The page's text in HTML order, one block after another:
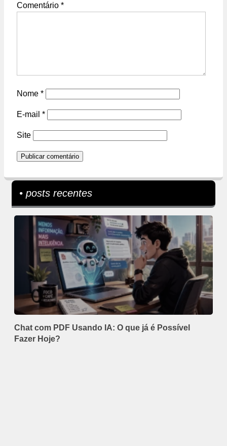
Comentário *
Nome *
E-mail *
Site
• posts recentes
Chat com PDF Usando IA: O que já é Possível
Fazer Hoje?